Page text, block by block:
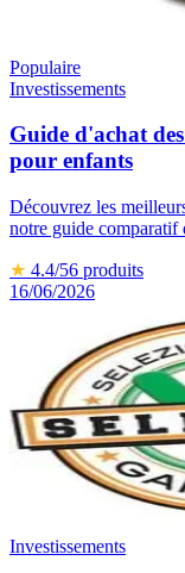
Populaire
Investissements
Guide d'achat
pour enfants
Découvrez les
notre guide comparatif
★ 4.4/56 produits
16/06/2026
Investissements